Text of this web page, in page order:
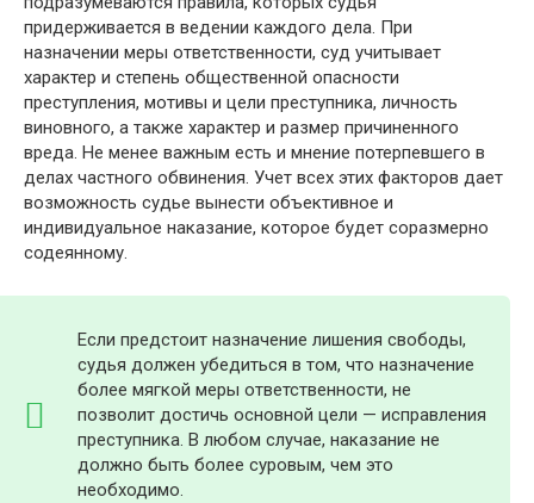
придерживается в ведении каждого дела. При
назначении меры ответственности, суд учитывает
характер и степень общественной опасности
преступления, мотивы и цели преступника, личность
виновного, а также характер и размер причиненного
вреда. Не менее важным есть и мнение потерпевшего в
делах частного обвинения. Учет всех этих факторов дает
возможность судье вынести объективное и
индивидуальное наказание, которое будет соразмерно
содеянному.
Если предстоит назначение лишения свободы,
судья должен убедиться в том, что назначение
более мягкой меры ответственности, не
позволит достичь основной цели — исправления
преступника. В любом случае, наказание не
должно быть более суровым, чем это
необходимо.